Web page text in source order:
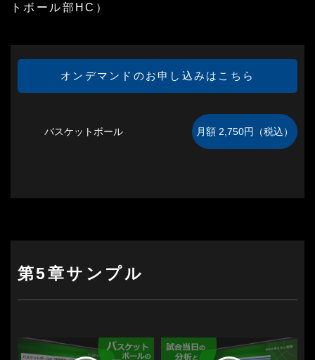
トボール部HC）
オンデマンドのお申し込みはこちら
バスケットボール
第5章サンプル